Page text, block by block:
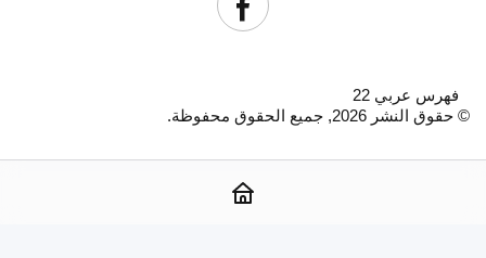
فهرس عربي 22
© حقوق النشر 2026, جميع الحقوق محفوظة.